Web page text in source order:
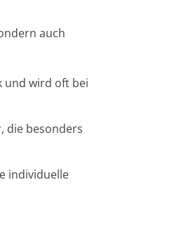
auch
und wird oft bei
die besonders
individuelle